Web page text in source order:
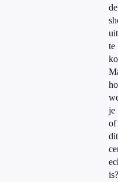
de
uit
te
je
of
dit
is?